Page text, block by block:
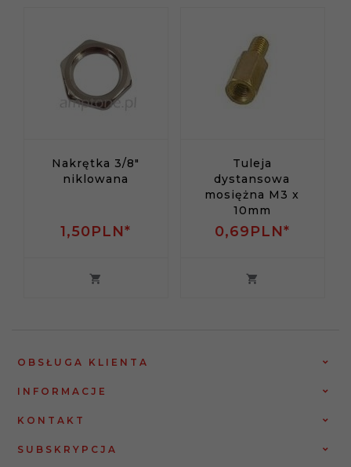
Nakrętka 3/8"
niklowana
1,50PLN*
Tuleja
dystansowa
mosiężna M3 x
10mm
0,69PLN*
OBSŁUGA KLIENTA
INFORMACJE
KONTAKT
SUBSKRYPCJA